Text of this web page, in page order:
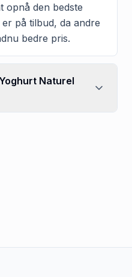
opnå den bedste
på tilbud, da andre
bedre pris.
Naturel